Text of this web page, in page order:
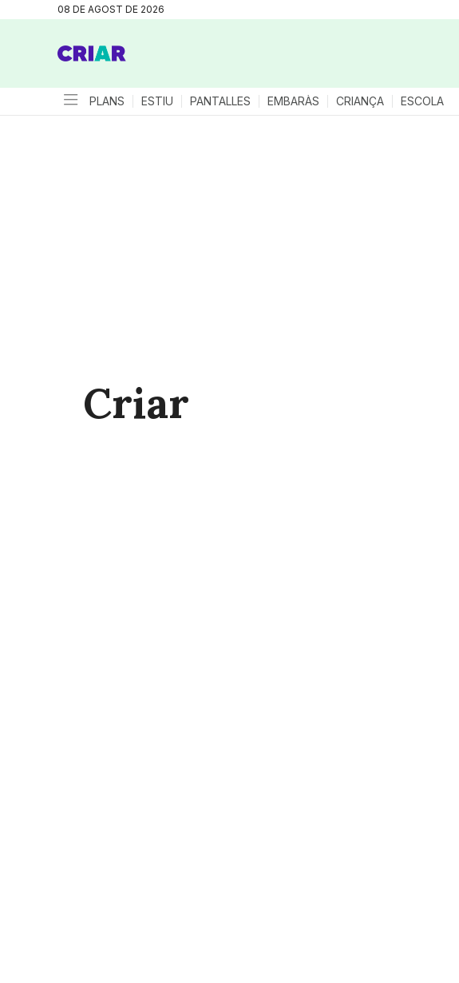
08 DE AGOST DE 2026
PLANS ESTIU PANTALLES EMBARÀS CRIANÇA ESCOLA
Criar